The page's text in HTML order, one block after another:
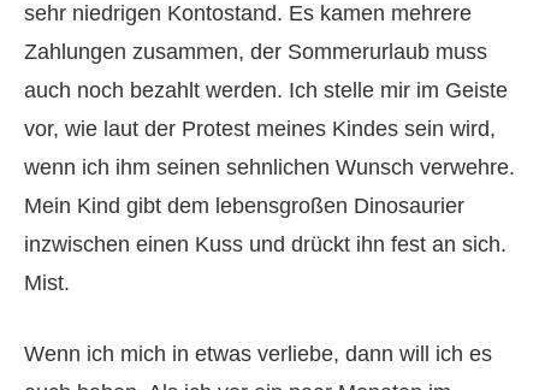
sehr niedrigen Kontostand. Es kamen mehrere
Zahlungen zusammen, der Sommerurlaub muss
auch noch bezahlt werden. Ich stelle mir im Geiste
vor, wie laut der Protest meines Kindes sein wird,
wenn ich ihm seinen sehnlichen Wunsch verwehre.
Mein Kind gibt dem lebensgroßen Dinosaurier
inzwischen einen Kuss und drückt ihn fest an sich.
Mist.
Wenn ich mich in etwas verliebe, dann will ich es